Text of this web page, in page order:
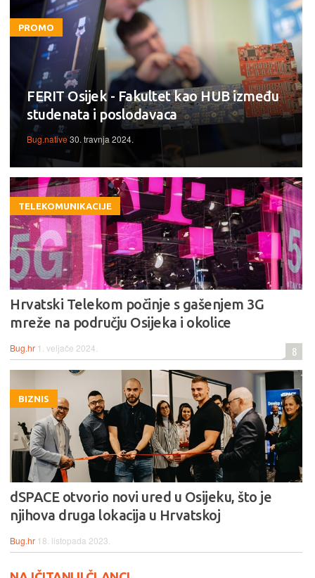
PROMO
FERIT Osijek - Fakultet kao HUB između
studenata i poslodavaca
Bug.native30. travnja 2024.
TELEKOMUNIKACIJE
Hrvatski Telekom počinje s gašenjem 3G
mreže na području Osijeka i okolice
Bug.hr 1. veljače 2024. 8
BIZNIS
dSPACE otvorio novi ured u Osijeku, što je
njihova druga lokacija u Hrvatskoj
Bug.hr 18. listopada 2023.